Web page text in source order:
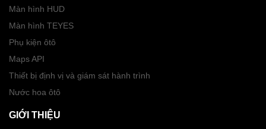
Màn hình HUD
Màn hình TEYES
Phụ kiện ôtô
Maps API
Thiết bị định vị và giám sát hành trình
Nước hoa ôtô
GIỚI THIỆU